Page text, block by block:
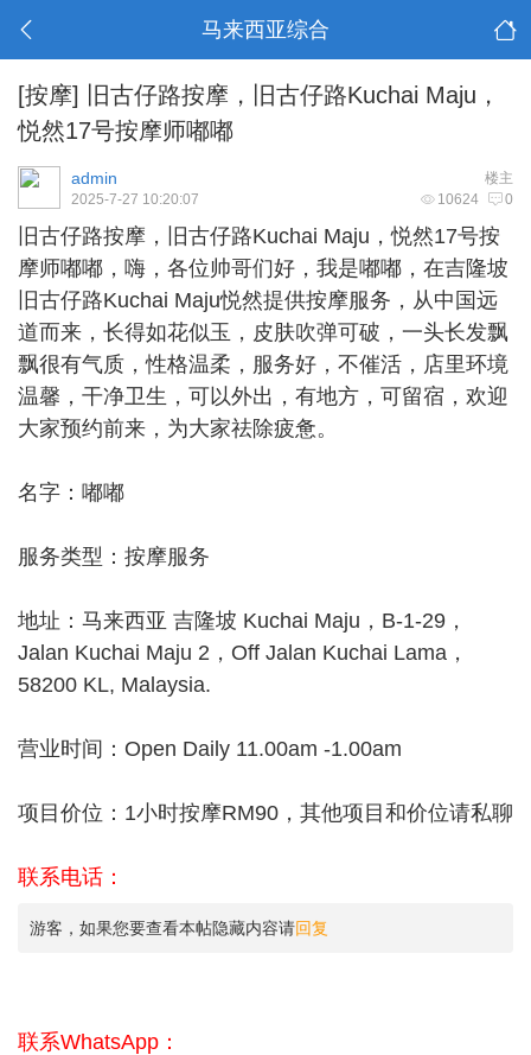
马来西亚综合
[按摩]
旧古仔路按摩，旧古仔路Kuchai Maju，
悦然17号按摩师嘟嘟
楼主
admin
10624 0
2025-7-27 10:20:07
旧古仔路按摩 ，旧古仔路Kuchai Maju，悦然17号按
摩师嘟嘟，嗨，各位帅哥们好，我是嘟嘟，在吉隆坡
旧古仔路Kuchai Maju悦然提供按摩服务，从中国远
道而来，长得如花似玉，皮肤吹弹可破，一头长发飘
飘很有气质，性格温柔，服务好，不催活，店里环境
温馨，干净卫生，可以外出，有地方，可留宿，欢迎
大家预约前来，为大家祛除疲惫。
名字：嘟嘟
服务类型：按摩服务
地址：马来西亚 吉隆坡 Kuchai Maju，B-1-29，
Jalan Kuchai Maju 2，Off Jalan Kuchai Lama，
58200 KL, Malaysia.
营业时间：Open Daily 11.00am -1.00am
项目价位：1小时按摩RM90，其他项目和价位请私聊
联系电话：
游客，如果您要查看本帖隐藏内容请回复
联系WhatsApp：